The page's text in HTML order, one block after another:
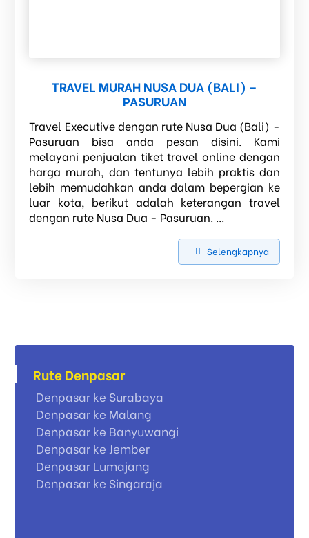
TRAVEL MURAH NUSA DUA (BALI) –
PASURUAN
Travel Executive dengan rute Nusa Dua (Bali) -
Pasuruan bisa anda pesan disini. Kami
melayani penjualan tiket travel online dengan
harga murah, dan tentunya lebih praktis dan
lebih memudahkan anda dalam bepergian ke
luar kota, berikut adalah keterangan travel
dengan rute Nusa Dua - Pasuruan. ...
Selengkapnya
Rute Denpasar
Denpasar ke Surabaya
Denpasar ke Malang
Denpasar ke Banyuwangi
Denpasar ke Jember
Denpasar Lumajang
Denpasar ke Singaraja